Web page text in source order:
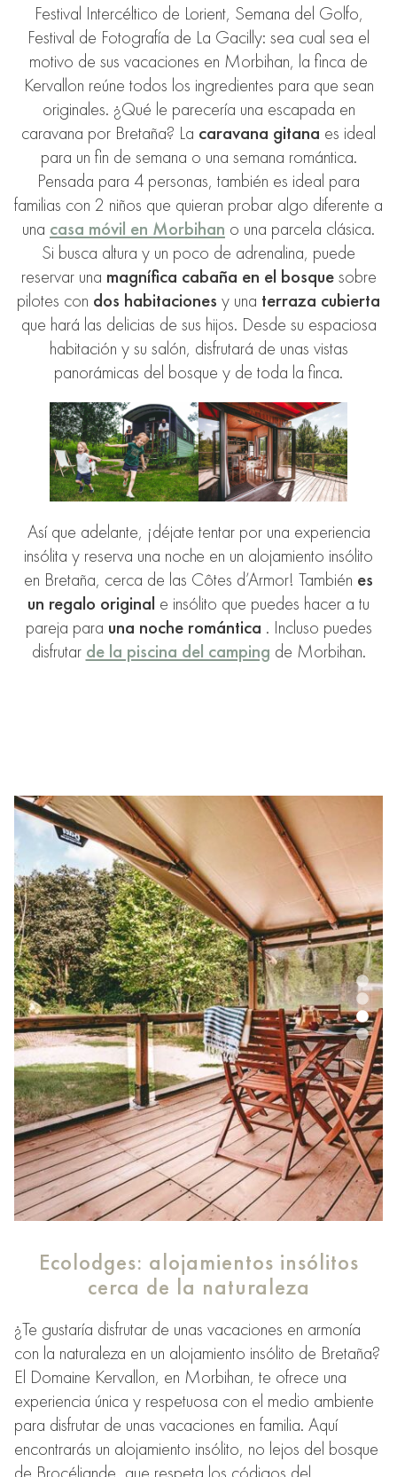
Festival Intercéltico de Lorient, Semana del Golfo,
Festival de Fotografía de La Gacilly: sea cual sea el
motivo de sus vacaciones en Morbihan, la finca de
Kervallon reúne todos los ingredientes para que sean
originales. ¿Qué le parecería una escapada en
caravana por Bretaña? La caravana gitana es ideal
para un fin de semana o una semana romántica.
Pensada para 4 personas, también es ideal para
familias con 2 niños que quieran probar algo diferente a
una casa móvil en Morbihan o una parcela clásica.
Si busca altura y un poco de adrenalina, puede
reservar una magnífica cabaña en el bosquesobre
pilotes con dos habitaciones y una terraza cubierta
que hará las delicias de sus hijos. Desde su espaciosa
habitación y su salón, disfrutará de unas vistas
panorámicas del bosque y de toda la finca.
Así que adelante, ¡déjate tentar por una experiencia
insólita y reserva una noche en un alojamiento insólito
en Bretaña, cerca de las Côtes d’Armor! También es
un regalo original e insólito que puedes hacer a tu
pareja para una noche romántica . Incluso puedes
disfrutar de la piscina del camping de Morbihan.
Ecolodges: alojamientos insólitos
cerca de la naturaleza
¿Te gustaría disfrutar de unas vacaciones en armonía
con la naturaleza en un alojamiento insólito de Bretaña?
El Domaine Kervallon, en Morbihan, te ofrece una
experiencia única y respetuosa con el medio ambiente
para disfrutar de unas vacaciones en familia. Aquí
encontrarás un alojamiento insólito, no lejos del bosque